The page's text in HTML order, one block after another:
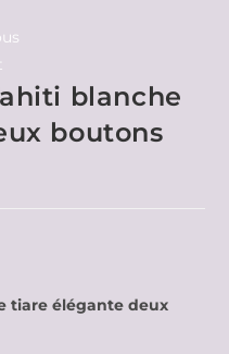
blanche
boutons
tiare élégante deux